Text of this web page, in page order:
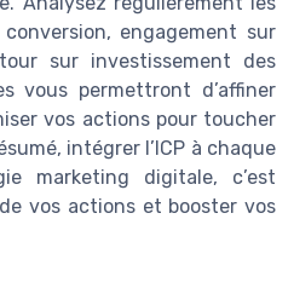
engagement sur
sur investissement des
vous permettront d’affiner
vos actions pour toucher
intégrer l’ICP à chaque
marketing digitale, c’est
vos actions et booster vos